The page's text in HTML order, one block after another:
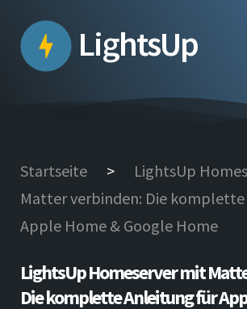
content
LightsUp
Startseite >
LightsUp
Matter verbinden: Die
Apple Home & Google Home
LightsUp Homeserver mit
Die komplette Anleitung für